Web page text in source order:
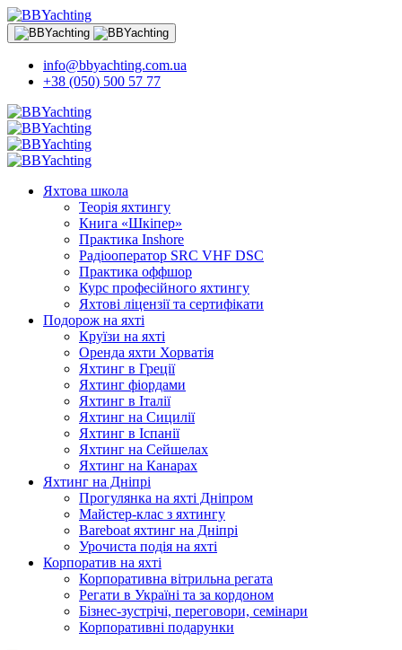
info@bbyachting.com.ua
+38 (050) 500 57 77
Яхтова школа
Теорія яхтингу
Книга «Шкіпер»
Практика Inshore
Радіооператор SRC VHF DSC
Практика оффшор
Курс професійного яхтингу
Яхтові ліцензії та сертифікати
Подорож на яхті
Круїзи на яхті
Оренда яхти Хорватія
Яхтинг в Греції
Яхтинг фіордами
Яхтинг в Італії
Яхтинг на Сицилії
Яхтинг в Іспанії
Яхтинг на Сейшелах
Яхтинг на Канарах
Яхтинг на Дніпрі
Прогулянка на яхті Дніпром
Майстер-клас з яхтингу
Bareboat яхтинг на Дніпрі
Урочиста подія на яхті
Корпоратив на яхті
Корпоративна вітрильна регата
Регати в Україні та за кордоном
Бізнес-зустрічі, переговори, семінари
Корпоративні подарунки